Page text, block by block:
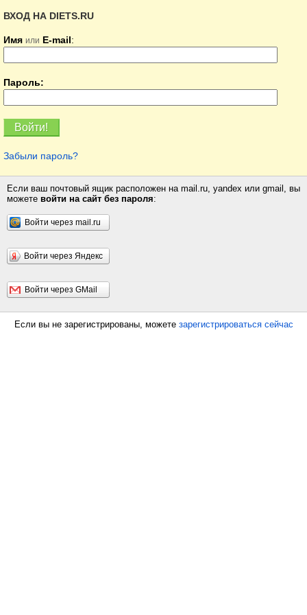
ВХОД НА DIETS.RU
Имя или E-mail:
Пароль:
Забыли пароль?
Если ваш почтовый ящик расположен на mail.ru, yandex или gmail, вы
можете войти на сайт без пароля:
Войти через mail.ru
Войти через Яндекс
Войти через GMail
Если вы не зарегистрированы, можете зарегистрироваться сейчас